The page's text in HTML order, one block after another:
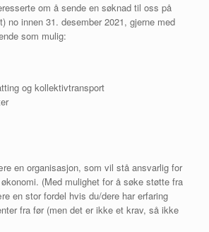
om å sende en søknad til oss på
no innen 31. desember 2021, gjerne med
som mulig:
og kollektivtransport
en organisasjon, som vil stå ansvarlig for
(Med mulighet for å søke støtte fra
en stor fordel hvis du/dere har erfaring
fra før (men det er ikke et krav, så ikke